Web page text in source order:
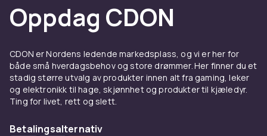
Oppdag CDON
CDON er Nordens ledende markedsplass, og vi er her for
både små hverdagsbehov og store drømmer. Her finner du et
stadig større utvalg av produkter innen alt fra gaming, leker
og elektronikk til hage, skjønnhet og produkter til kjæledyr.
Ting for livet, rett og slett.
Betalingsalternativ